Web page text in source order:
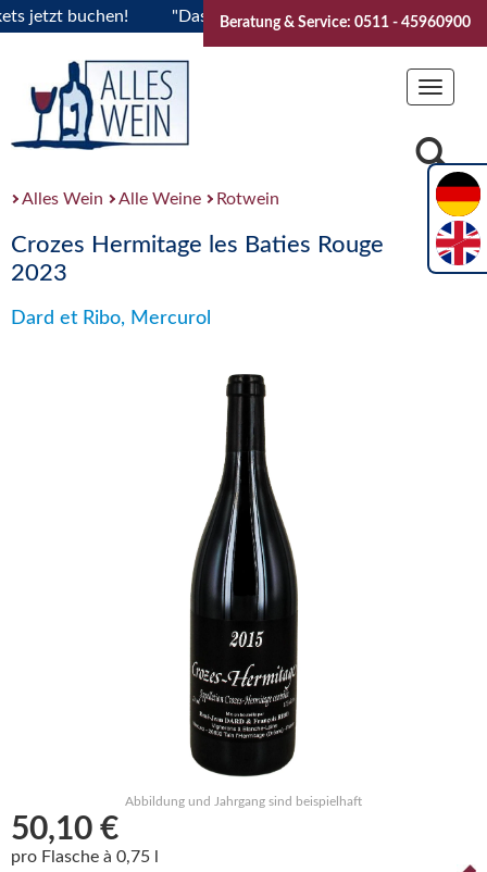
buchen! "Das Sommerfest 2026" Vive la
Beratung & Service: 0511 - 45960900
Toggle
Alles Wein Alle Weine Rotwein
Crozes Hermitage les Baties Rouge
2023
Dard et Ribo, Mercurol
Abbildung und Jahrgang sind beispielhaft
50,10 €
pro Flasche à 0,75 l